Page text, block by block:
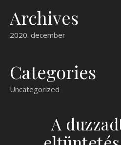
Archives
2020. december
Categories
Uncategorized
A